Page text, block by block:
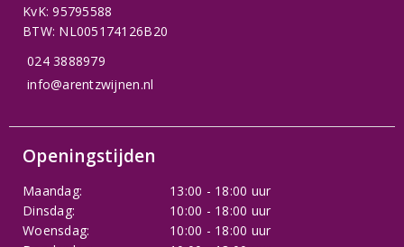
KvK: 95795588
BTW: NL005174126B20
024 3888979
info@arentzwijnen.nl
Openingstijden
Maandag:
13:00 - 18:00 uur
Dinsdag:
10:00 - 18:00 uur
Woensdag:
10:00 - 18:00 uur